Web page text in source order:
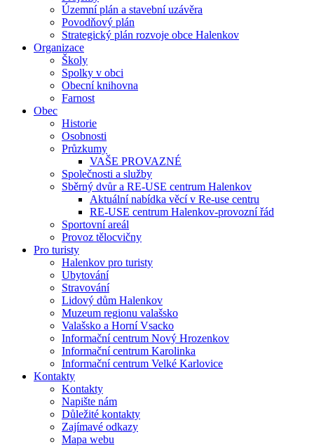
Územní plán a stavební uzávěra
Povodňový plán
Strategický plán rozvoje obce Halenkov
Organizace
Školy
Spolky v obci
Obecní knihovna
Farnost
Obec
Historie
Osobnosti
Průzkumy
VAŠE PROVAZNÉ
Společnosti a služby
Sběrný dvůr a RE-USE centrum Halenkov
Aktuální nabídka věcí v Re-use centru
RE-USE centrum Halenkov-provozní řád
Sportovní areál
Provoz tělocvičny
Pro turisty
Halenkov pro turisty
Ubytování
Stravování
Lidový dům Halenkov
Muzeum regionu valašsko
Valašsko a Horní Vsacko
Informační centrum Nový Hrozenkov
Informační centrum Karolinka
Informační centrum Velké Karlovice
Kontakty
Kontakty
Napište nám
Důležité kontakty
Zajímavé odkazy
Mapa webu